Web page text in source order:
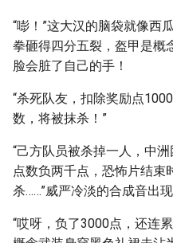
“嘭！”这大汉的脑袋就像西
拳砸得四分五裂，盔甲是概
脸会脏了自己的手！
“杀死队友，扣除奖励点
数，将被抹杀！”
“己方队员被杀掉一人，中
点数负两千点，恐怖片结束
杀……”威严冷淡的合成音出
“哎呀，负了3000点，还连